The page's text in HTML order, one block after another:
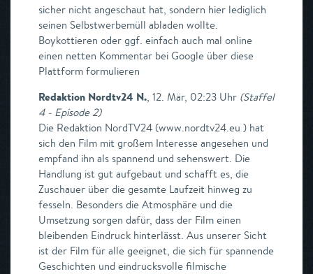
sicher nicht angeschaut hat, sondern hier lediglich
seinen Selbstwerbemüll abladen wollte.
Boykottieren oder ggf. einfach auch mal online
einen netten Kommentar bei Google über diese
Plattform formulieren
Redaktion Nordtv24 N., 12. Mär, 02:23 Uhr (Staffel
4 - Episode 2)
Die Redaktion NordTV24 (www.nordtv24.eu ) hat
sich den Film mit großem Interesse angesehen und
empfand ihn als spannend und sehenswert. Die
Handlung ist gut aufgebaut und schafft es, die
Zuschauer über die gesamte Laufzeit hinweg zu
fesseln. Besonders die Atmosphäre und die
Umsetzung sorgen dafür, dass der Film einen
bleibenden Eindruck hinterlässt. Aus unserer Sicht
ist der Film für alle geeignet, die sich für spannende
Geschichten und eindrucksvolle filmische